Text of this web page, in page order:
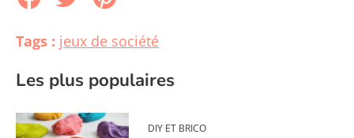
Tags : jeux de société
Les plus populaires
DIY ET BRICO